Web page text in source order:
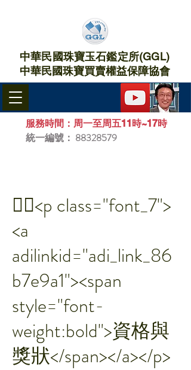
服務時間：周一至周五11時~17時
統一編號： 88328579
中華民國珠寶玉石鑑定所(GGL)
中華民國珠寶買賣權益保障協會​
￿￾<p class="font_7">
<a
adilinkid="adi_link_86
b7e9a1"><span
style="font-
weight:bold">資格與
獎狀</span></a></p>